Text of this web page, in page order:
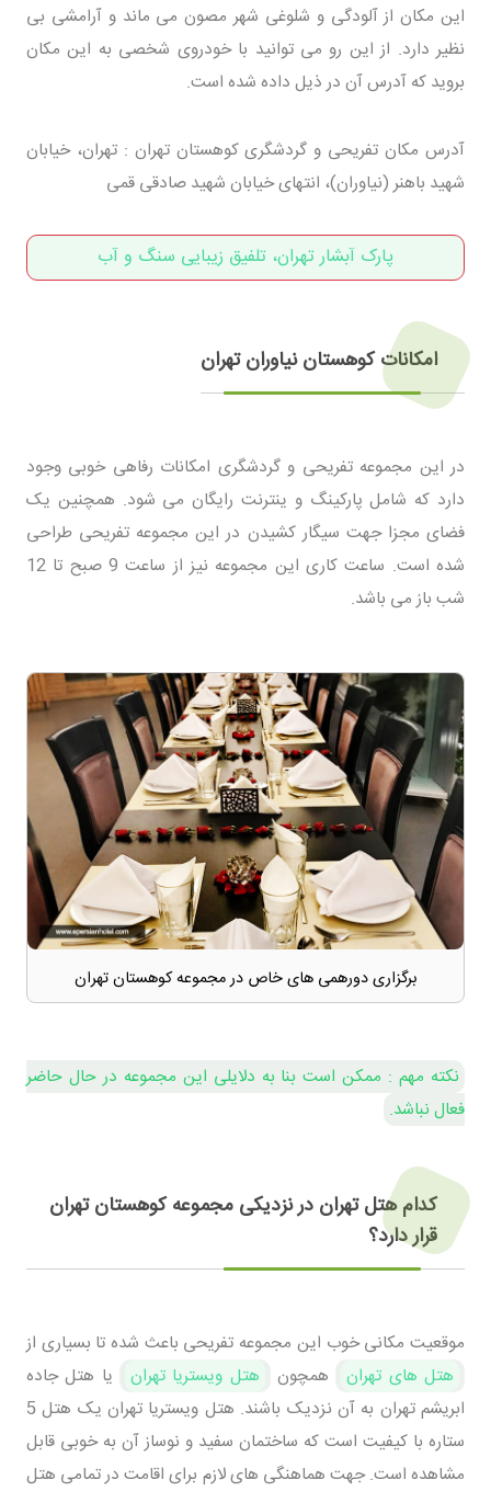
این مکان از آلودگی و شلوغی شهر مصون می ماند و آرامشی بی
نظیر دارد. از این رو می توانید با خودروی شخصی به این مکان
بروید که آدرس آن در ذیل داده شده است.
آدرس مکان تفریحی و گردشگری کوهستان تهران : تهران، خیابان
شهید باهنر (نیاوران)، انتهای خیابان شهید صادقی قمی
پارک آبشار تهران، تلفیق زیبایی سنگ و آب
امکانات کوهستان نیاوران تهران
در این مجموعه تفریحی و گردشگری امکانات رفاهی خوبی وجود
دارد که شامل پارکینگ و ینترنت رایگان می شود. همچنین یک
فضای مجزا جهت سیگار کشیدن در این مجموعه تفریحی طراحی
شده است. ساعت کاری این مجموعه نیز از ساعت 9 صبح تا 12
شب باز می باشد.
برگزاری دورهمی های خاص در مجموعه کوهستان تهران
نکته مهم : ممکن است بنا به دلایلی این مجموعه در حال حاضر
فعال نباشد.
کدام هتل تهران در نزدیکی مجموعه کوهستان تهران
قرار دارد؟
موقعیت مکانی خوب این مجموعه تفریحی باعث شده تا بسیاری از
هتل های تهران
همچون هتل ویستریا تهران
یا هتل جاده
ابریشم تهران به آن نزدیک باشند. هتل ویستریا تهران یک هتل 5
ستاره با کیفیت است که ساختمان سفید و نوساز آن به خوبی قابل
مشاهده است. جهت هماهنگی های لازم برای اقامت در تمامی هتل